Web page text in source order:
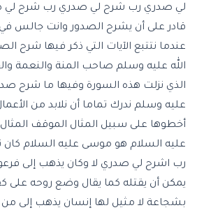
لي صدري رب شرح لي صدري رب شرح لي
قادر على أن يشرح الصدور وانت جالس
عندما نتتبع الآيات التي ذكر فيها شرح
الله عليه وسلم صاحب المنة والنعمة
الذي نزلت هذه السورة وفيها ما شرح
عليه وسلم ندرك تماما أن نلابد من
أخطوها على سبيل المثال الموقف
عليه السلام هو موسى عليه السلام كان
رب اشرح لي صدري لا وكان يذهب إلى
يمكن أن يقتله كما يقال وضع روحه على
بشجاعة لا مثيل لها إنسان يذهب إلى من